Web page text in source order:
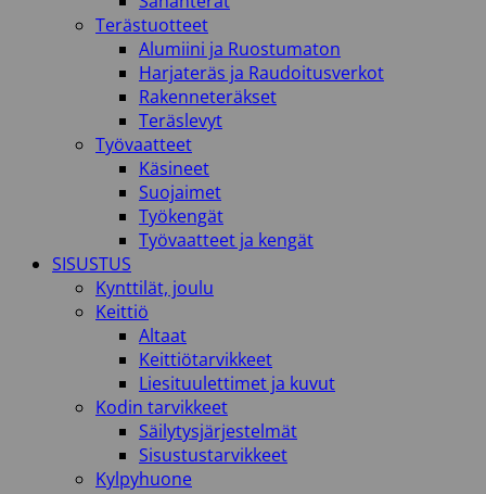
Terästuotteet
Alumiini ja Ruostumaton
Harjateräs ja Raudoitusverkot
Rakenneteräkset
Teräslevyt
Työvaatteet
Käsineet
Suojaimet
Työkengät
Työvaatteet ja kengät
SISUSTUS
Kynttilät, joulu
Keittiö
Altaat
Keittiötarvikkeet
Liesituulettimet ja kuvut
Kodin tarvikkeet
Säilytysjärjestelmät
Sisustustarvikkeet
Kylpyhuone